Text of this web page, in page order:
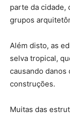
parte da cidade,
grupos
Além disto, as
selva tropical,
causando danos
construções.
Muitas das